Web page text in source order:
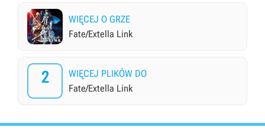
WIĘCEJ O GRZE
Fate/Extella Link
2
WIĘCEJ PLIKÓW DO
Fate/Extella Link